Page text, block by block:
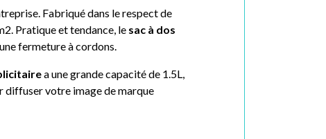
Fabriqué dans le respect de
Pratique et tendance, le sac à dos
fermeture à cordons.
a une grande capacité de 1.5L,
diffuser votre image de marque